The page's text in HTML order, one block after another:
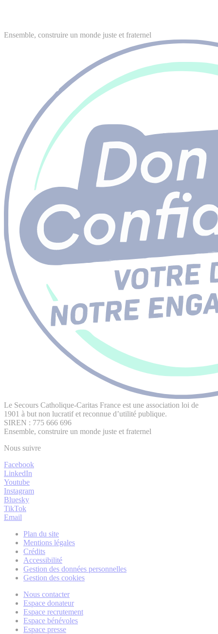
Ensemble, construire un monde juste et fraternel
Le Secours Catholique-Caritas France est une association loi de
1901 à but non lucratif et reconnue d’utilité publique.
SIREN : 775 666 696
Ensemble, construire un monde juste et fraternel
Nous suivre
Facebook
LinkedIn
Youtube
Instagram
Bluesky
TikTok
Email
Plan du site
Mentions légales
Crédits
Accessibilité
Gestion des données personnelles
Gestion des cookies
Nous contacter
Espace donateur
Espace recrutement
Espace bénévoles
Espace presse